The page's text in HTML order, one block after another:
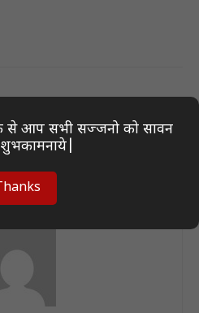
अक्षय ओबेरॉय ने अपने करियर के
महत्वपूर्ण उपलब्धि पर की बात
से आप सभी सज्जनो को सावन